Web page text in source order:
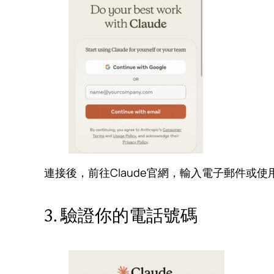
連接後，前往Claude官網，輸入電子郵件或使
3. 驗證你的電話號碼